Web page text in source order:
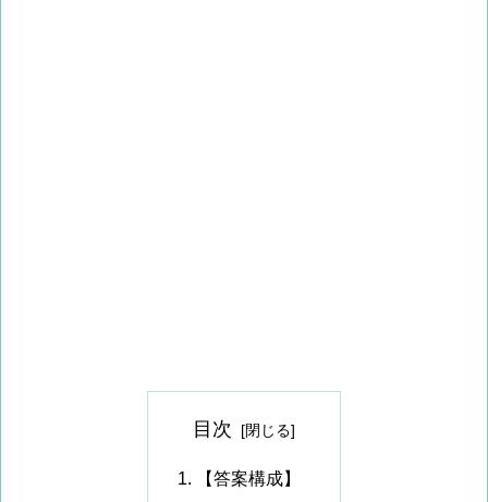
目次
【答案構成】